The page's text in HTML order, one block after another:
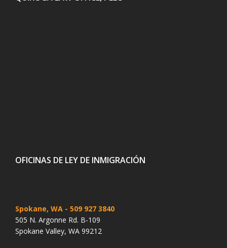
OFICINAS DE LEY DE INMIGRACIÓN
Spokane, WA - 509 927 3840
505 N. Argonne Rd. B-109
Spokane Valley, WA 99212